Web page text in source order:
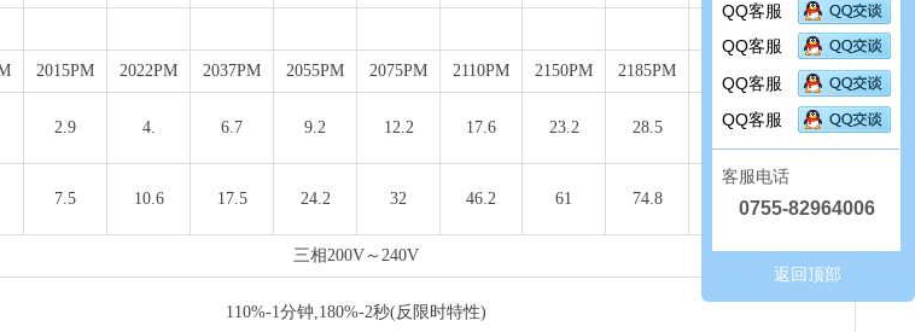
2015PM 2022PM 2037PM 2055PM 2075PM 2110PM 2150PM 2185PM 2220PM 2300PM
2.9 4. 6.7 9.2 12.2 17.6 23.2 28.5 33.5 44.6
7.5 10.6 17.5 24.2 32 46.2 61 74.8 88.0 117.0
三相200V～240V
110%-1分钟,180%-2秒(反限时特性)
QQ客服
QQ客服
QQ客服
QQ客服
客服电话
0755-82964006
返回顶部